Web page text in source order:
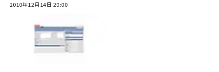
2010年12月14日 20:00